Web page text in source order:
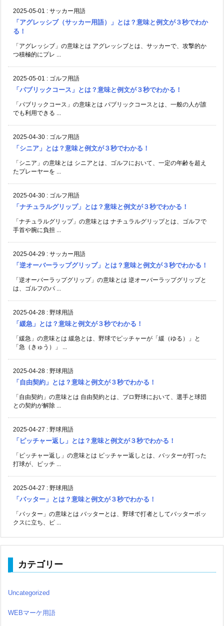
2025-05-01 : サッカー用語
「アグレッシブ（サッカー用語）」とは？意味と例文が３秒でわか
る！
「アグレッシブ」の意味とは アグレッシブとは、サッカーで、攻撃的か
つ積極的にプレ ...
2025-05-01 : ゴルフ用語
「パブリックコース」とは？意味と例文が３秒でわかる！
「パブリックコース」の意味とは パブリックコースとは、一般の人が誰
でも利用できる ...
2025-04-30 : ゴルフ用語
「シニア」とは？意味と例文が３秒でわかる！
「シニア」の意味とは シニアとは、ゴルフにおいて、一定の年齢を超え
たプレーヤーを ...
2025-04-30 : ゴルフ用語
「ナチュラルグリップ」とは？意味と例文が３秒でわかる！
「ナチュラルグリップ」の意味とは ナチュラルグリップとは、ゴルフで
手首や腕に負担 ...
2025-04-29 : サッカー用語
「逆オーバーラップグリップ」とは？意味と例文が３秒でわかる！
「逆オーバーラップグリップ」の意味とは 逆オーバーラップグリップと
は、ゴルフのパ ...
2025-04-28 : 野球用語
「緩急」とは？意味と例文が３秒でわかる！
「緩急」の意味とは 緩急とは、野球でピッチャーが「緩（ゆる）」と
「急（きゅう）」 ...
2025-04-28 : 野球用語
「自由契約」とは？意味と例文が３秒でわかる！
「自由契約」の意味とは 自由契約とは、プロ野球において、選手と球団
との契約が解除 ...
2025-04-27 : 野球用語
「ピッチャー返し」とは？意味と例文が３秒でわかる！
「ピッチャー返し」の意味とは ピッチャー返しとは、バッターが打った
打球が、ピッチ ...
2025-04-27 : 野球用語
「バッター」とは？意味と例文が３秒でわかる！
「バッター」の意味とは バッターとは、野球で打者としてバッターボッ
クスに立ち、ピ ...
カテゴリー
Uncategorized
WEBマーケ用語